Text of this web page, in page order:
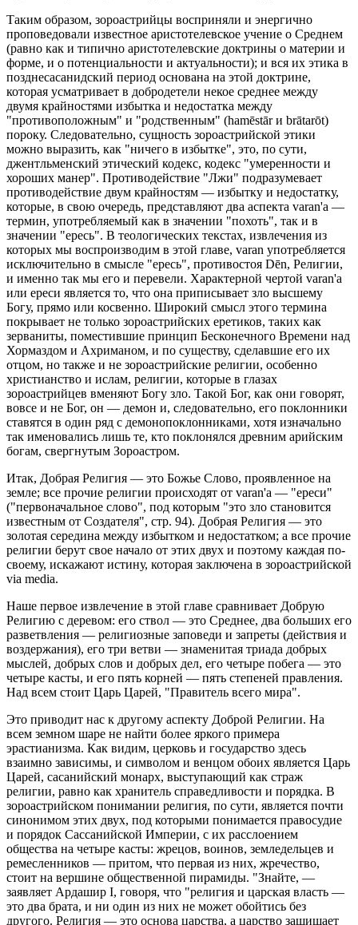
Таким образом, зороастрийцы восприняли и энергично
проповедовали известное аристотелевское учение о Среднем
(равно как и типично аристотелевские доктрины о материи и
форме, и о потенциальности и актуальности); и вся их этика в
позднесасанидский период основана на этой доктрине,
которая усматривает в добродетели некое среднее между
двумя крайностями избытка и недостатка между
"противоположным" и "родственным" (hamēstār и brātarōt)
пороку. Следовательно, сущность зороастрийской этики
можно выразить, как "ничего в избытке", это, по сути,
джентльменский этический кодекс, кодекс "умеренности и
хороших манер". Противодействие "Лжи" подразумевает
противодействие двум крайностям — избытку и недостатку,
которые, в свою очередь, представляют два аспекта varan'а —
термин, употребляемый как в значении "похоть", так и в
значении "ересь". В теологических текстах, извлечения из
которых мы воспроизводим в этой главе, varan употребляется
исключительно в смысле "ересь", противостоя Dēn, Религии,
и именно так мы его и перевели. Характерной чертой varan'а
или ереси является то, что она приписывает зло высшему
Богу, прямо или косвенно. Широкий смысл этого термина
покрывает не только зороастрийских еретиков, таких как
зерваниты, поместившие принцип Бесконечного Времени над
Хормаздом и Ахриманом, и по существу, сделавшие его их
отцом, но также и не зороастрийские религии, особенно
христианство и ислам, религии, которые в глазах
зороастрийцев вменяют Богу зло. Такой Бог, как они говорят,
вовсе и не Бог, он — демон и, следовательно, его поклонники
ставятся в один ряд с демонопоклонниками, хотя изначально
так именовались лишь те, кто поклонялся древним арийским
богам, свергнутым Зороастром.
Итак, Добрая Религия — это Божье Слово, проявленное на
земле; все прочие религии происходят от varan'а — "ереси"
("первоначальное слово", под которым "это зло становится
известным от Создателя", стр. 94). Добрая Религия — это
золотая середина между избытком и недостатком; а все прочие
религии берут свое начало от этих двух и поэтому каждая по-
своему, искажают истину, которая заключена в зороастрийской
via media.
Наше первое извлечение в этой главе сравнивает Добрую
Религию с деревом: его ствол — это Среднее, два больших его
разветвления — религиозные заповеди и запреты (действия и
воздержания), его три ветви — знаменитая триада добрых
мыслей, добрых слов и добрых дел, его четыре побега — это
четыре касты, и его пять корней — пять степеней правления.
Над всем стоит Царь Царей, "Правитель всего мира".
Это приводит нас к другому аспекту Доброй Религии. На
всем земном шаре не найти более яркого примера
эрастианизма. Как видим, церковь и государство здесь
взаимно зависимы, и символом и венцом обоих является Царь
Царей, сасанийский монарх, выступающий как страж
религии, равно как хранитель справедливости и порядка. В
зороастрийском понимании религия, по сути, является почти
синонимом этих двух, под которыми понимается правосудие
и порядок Сассанийской Империи, с их расслоением
общества на четыре касты: жрецов, воинов, земледельцев и
ремесленников — притом, что первая из них, жречество,
стоит на вершине общественной пирамиды. "Знайте, —
заявляет Ардашир I, говоря, что "религия и царская власть —
это два брата, и ни один из них не может обойтись без
другого. Религия — это основа царства, а царство защищает